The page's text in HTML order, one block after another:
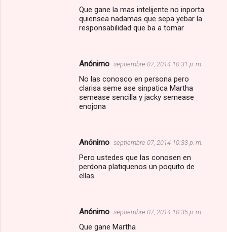
Que gane la mas intelijente no inporta
quiensea nadamas que sepa yebar la
responsabilidad que ba a tomar
Anónimo septiembre 07, 2014 10:31 p. m.
No las conosco en persona pero
clarisa seme ase sinpatica Martha
semease sencilla y jacky semease
enojona
Anónimo septiembre 07, 2014 10:33 p. m.
Pero ustedes que las conosen en
perdona platiquenos un poquito de
ellas
Anónimo septiembre 07, 2014 10:35 p. m.
Que gane Martha